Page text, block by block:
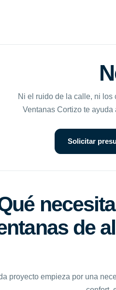
Ni el ruido de la calle, ni los
Ventanas Cortizo te
Solicitar
de
proyecto empieza por una